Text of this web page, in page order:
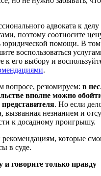
адвоката к делу
поэтому соотносите
юридической помощи. В том
воспользоваться
к его выбору и
.
вопросе, резюмируем: в
вполне можно
. Но если
вызванная незнанием и
к досадному проигрышу.
которые
в суде.
и говорите только правду